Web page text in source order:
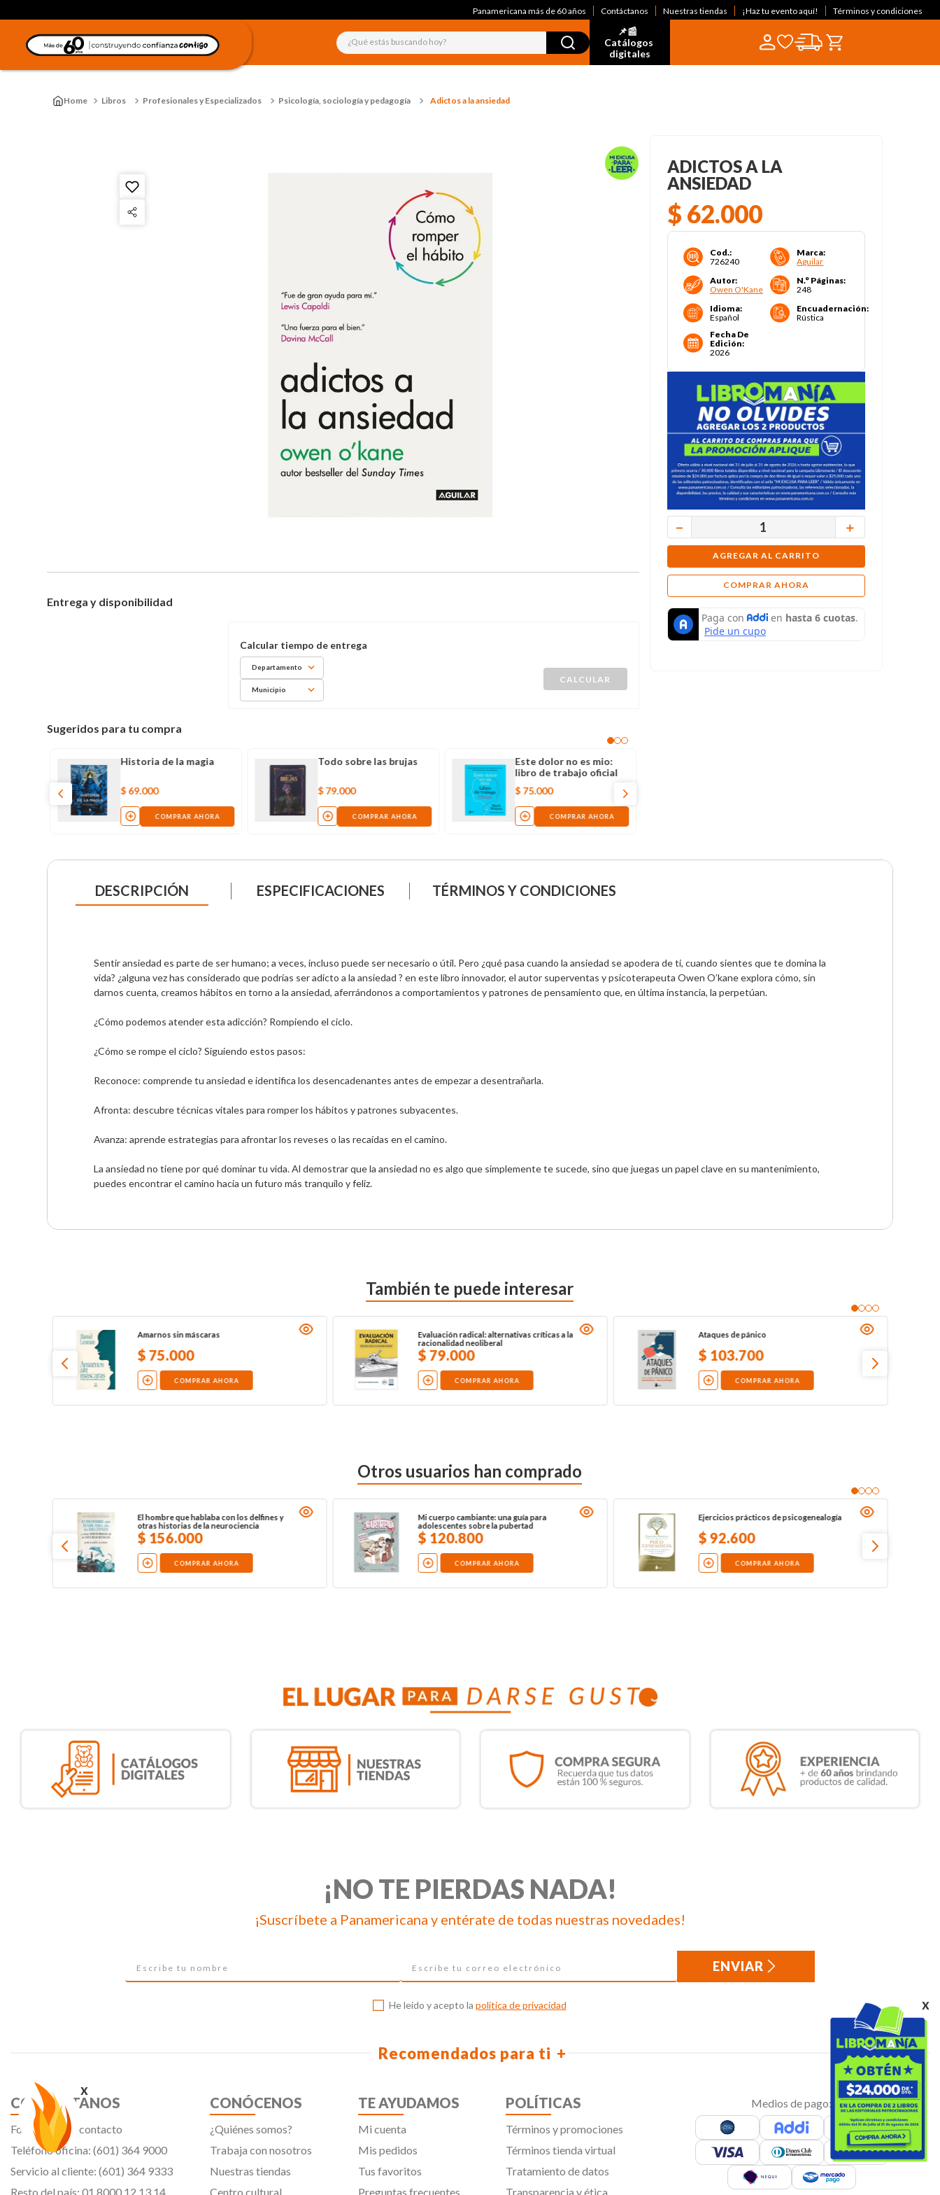
x
x
Panamericana más de 60 años Contáctanos Nuestras tiendas ¡Haz tu evento aquí! Términos y condiciones
¿Qué estás buscando hoy?
📌📰
Catálogos
digitales
Libros Profesionales y Especializados Psicología, sociología y pedagogía Adictos a la ansiedad
Entrega y disponibilidad
Departamento
Municipio
Sugeridos para tu compra
Historia de la magia
$ 69.000
COMPRAR AHORA
Todo sobre las brujas
$ 79.000
COMPRAR AHORA
Este dolor no es mio:
libro de trabajo oficial
$ 75.000
COMPRAR AHORA
ADICTOS A LA
ANSIEDAD
$ 62.000
Cod.:
726240
Marca:
Aguilar
Autor:
Owen O'Kane
N.° Páginas:
248
Idioma:
Español
Encuadernación:
Rústica
Fecha De
Edición:
2026
＋
－
AGREGAR AL CARRITO
COMPRAR AHORA
DESCRIPCIÓN ESPECIFICACIONES TÉRMINOS Y CONDICIONES
Sentir ansiedad es parte de ser humano; a veces, incluso puede ser necesario o útil. Pero ¿qué pasa cuando la ansiedad se apodera de ti, cuando sientes que te domina la
vida? ¿alguna vez has considerado que podrías ser adicto a la ansiedad ? en este libro innovador, el autor superventas y psicoterapeuta Owen O’kane explora cómo, sin
darnos cuenta, creamos hábitos en torno a la ansiedad, aferrándonos a comportamientos y patrones de pensamiento que, en última instancia, la perpetúan.
¿Cómo podemos atender esta adicción? Rompiendo el ciclo.
¿Cómo se rompe el ciclo? Siguiendo estos pasos:
Reconoce: comprende tu ansiedad e identifica los desencadenantes antes de empezar a desentrañarla.
Afronta: descubre técnicas vitales para romper los hábitos y patrones subyacentes.
Avanza: aprende estrategias para afrontar los reveses o las recaídas en el camino.
La ansiedad no tiene por qué dominar tu vida. Al demostrar que la ansiedad no es algo que simplemente te sucede, sino que juegas un papel clave en su mantenimiento,
puedes encontrar el camino hacia un futuro más tranquilo y feliz.
También te puede interesar
Amarnos sin máscaras
$75.000
COMPRAR AHORA
Evaluación radical: alternativas críticas a la
racionalidad neoliberal
$79.000
COMPRAR AHORA
Ataques de pánico
$ 103.700
COMPRAR AHORA
Otros usuarios han comprado
El hombre que hablaba con los delfines y
otras historias de la neurociencia
$ 156.000
COMPRAR AHORA
Mi cuerpo cambiante: una guía para
adolescentes sobre la pubertad
$ 120.800
COMPRAR AHORA
Ejercicios prácticos de psicogenealogía
$92.600
COMPRAR AHORA
¡NO TE PIERDAS NADA!
¡Suscríbete a Panamericana y entérate de todas nuestras novedades!
ENVIAR
He leído y acepto la política de privacidad
Recomendados para ti
CONTÁCTANOS
Formulario de contacto
Teléfono oficina: (601) 364 9000
Servicio al cliente: (601) 364 9333
Resto del país: 01 8000 12 13 14
CONÓCENOS
¿Quiénes somos?
Trabaja con nosotros
Nuestras tiendas
Centro cultural
TE AYUDAMOS
Mi cuenta
Mis pedidos
Tus favoritos
Preguntas frecuentes
POLÍTICAS
Términos y promociones
Términos tienda virtual
Tratamiento de datos
Transparencia y ética
Medios de pago: